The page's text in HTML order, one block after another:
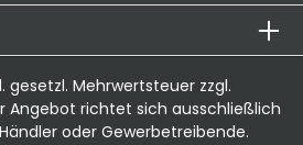
gesetzl. Mehrwertsteuer zzgl.
Angebot richtet sich ausschließlich
oder Gewerbetreibende.